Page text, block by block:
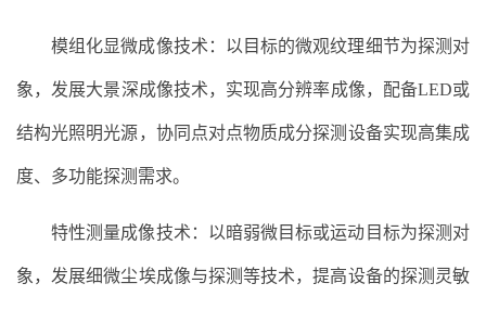
模组化显微成像技术：以目标的微观纹理细节为探测对
象，发展大景深成像技术，实现高分辨率成像，配备LED或
结构光照明光源，协同点对点物质成分探测设备实现高集成
度、多功能探测需求。
特性测量成像技术：以暗弱微目标或运动目标为探测对
象，发展细微尘埃成像与探测等技术，提高设备的探测灵敏